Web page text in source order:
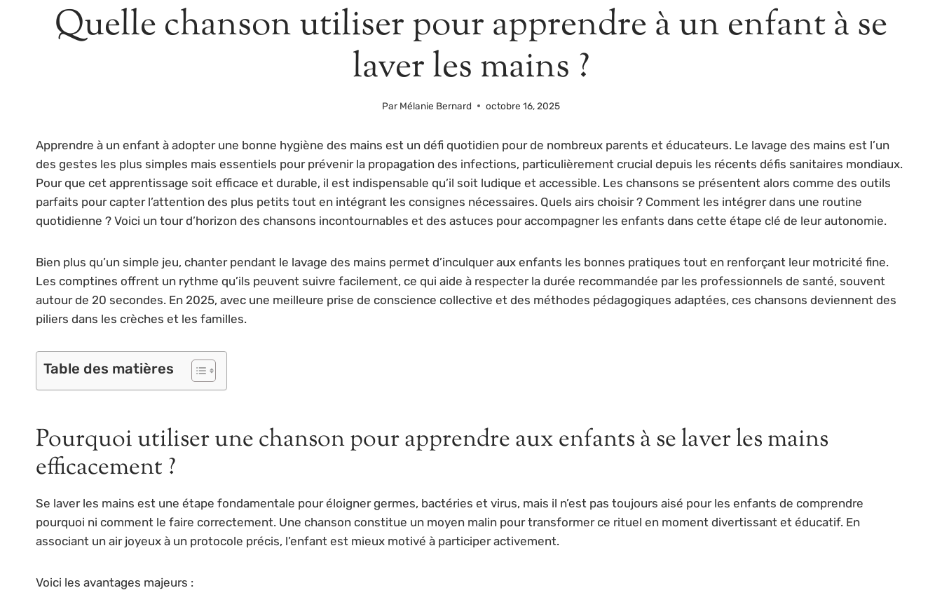
Quelle chanson utiliser pour apprendre à un enfant à se
laver les mains ?
Par Mélanie Bernard octobre 16, 2025
Apprendre à un enfant à adopter une bonne hygiène des mains est un défi quotidien pour de nombreux parents et éducateurs. Le lavage des mains est l’un
des gestes les plus simples mais essentiels pour prévenir la propagation des infections, particulièrement crucial depuis les récents défis sanitaires mondiaux.
Pour que cet apprentissage soit efficace et durable, il est indispensable qu’il soit ludique et accessible. Les chansons se présentent alors comme des outils
parfaits pour capter l’attention des plus petits tout en intégrant les consignes nécessaires. Quels airs choisir ? Comment les intégrer dans une routine
quotidienne ? Voici un tour d’horizon des chansons incontournables et des astuces pour accompagner les enfants dans cette étape clé de leur autonomie.
Bien plus qu’un simple jeu, chanter pendant le lavage des mains permet d’inculquer aux enfants les bonnes pratiques tout en renforçant leur motricité fine.
Les comptines offrent un rythme qu’ils peuvent suivre facilement, ce qui aide à respecter la durée recommandée par les professionnels de santé, souvent
autour de 20 secondes. En 2025, avec une meilleure prise de conscience collective et des méthodes pédagogiques adaptées, ces chansons deviennent des
piliers dans les crèches et les familles.
Table des matières
Pourquoi utiliser une chanson pour apprendre aux enfants à se laver les mains
efficacement ?
Se laver les mains est une étape fondamentale pour éloigner germes, bactéries et virus, mais il n’est pas toujours aisé pour les enfants de comprendre
pourquoi ni comment le faire correctement. Une chanson constitue un moyen malin pour transformer ce rituel en moment divertissant et éducatif. En
associant un air joyeux à un protocole précis, l’enfant est mieux motivé à participer activement.
Voici les avantages majeurs :